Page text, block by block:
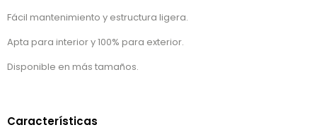
Fácil mantenimiento y estructura ligera.
Apta para interior y 100% para exterior.
Disponible en más tamaños.
Características